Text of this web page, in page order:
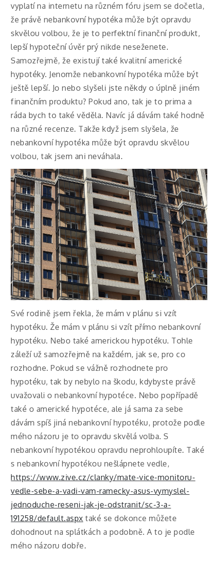
vyplatí na internetu na různém fóru jsem se dočetla,
že právě nebankovní hypotéka může být opravdu
skvělou volbou, že je to perfektní finanční produkt,
lepší hypoteční úvěr prý nikde neseženete.
Samozřejmě, že existují také kvalitní americké
hypotéky. Jenomže nebankovní hypotéka může být
ještě lepší. Jo nebo slyšeli jste někdy o úplně jiném
finančním produktu? Pokud ano, tak je to prima a
ráda bych to také věděla. Navíc já dávám také hodně
na různé recenze. Takže když jsem slyšela, že
nebankovní hypotéka může být opravdu skvělou
volbou, tak jsem ani neváhala.
Své rodině jsem řekla, že mám v plánu si vzít
hypotéku. Že mám v plánu si vzít přímo nebankovní
hypotéku. Nebo také americkou hypotéku. Tohle
záleží už samozřejmě na každém, jak se, pro co
rozhodne. Pokud se vážně rozhodnete pro
hypotéku, tak by nebylo na škodu, kdybyste právě
uvažovali o nebankovní hypotéce. Nebo popřípadě
také o americké hypotéce, ale já sama za sebe
dávám spíš jiná nebankovní hypotéku, protože podle
mého názoru je to opravdu skvělá volba. S
nebankovní hypotékou opravdu neprohloupíte. Také
s nebankovní hypotékou nešlápnete vedle,
https://www.zive.cz/clanky/mate-vice-monitoru-
vedle-sebe-a-vadi-vam-ramecky-asus-vymyslel-
jednoduche-reseni-jak-je-odstranit/sc-3-a-
191258/default.aspx také se dokonce můžete
dohodnout na splátkách a podobně. A to je podle
mého názoru dobře.